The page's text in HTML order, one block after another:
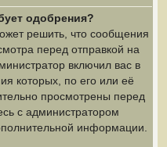
одобрения?
решить, что сообщения
перед отправкой на
включил вас в
которых, по его или её
просмотрены перед
с администратором
информации.